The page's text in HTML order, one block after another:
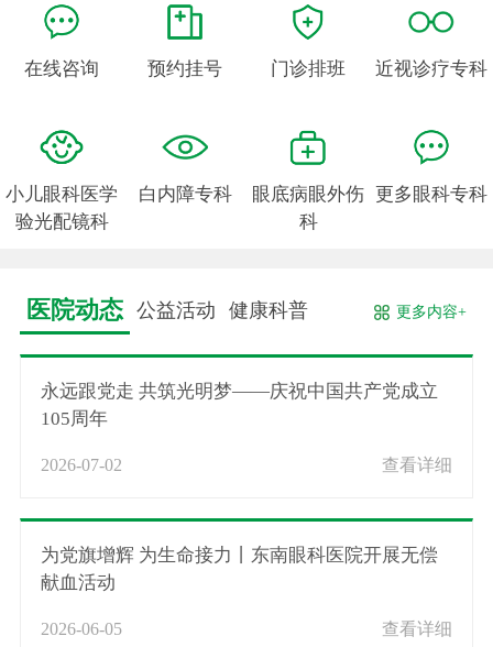
在线咨询 预约挂号 门诊排班 近视诊疗专科
小儿眼科医学
验光配镜科
白内障专科
眼底病眼外伤
科
更多眼科专科
医院动态 公益活动 健康科普 更多内容+
永远跟党走 共筑光明梦——庆祝中国共产党成立
105周年
2026-07-02 查看详细
为党旗增辉 为生命接力丨东南眼科医院开展无偿
献血活动
2026-06-05 查看详细